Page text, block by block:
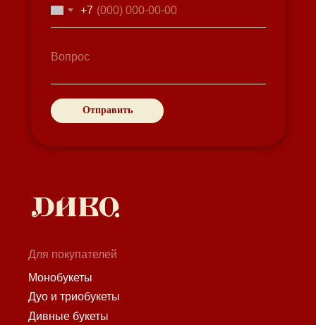
+7
Отправить
Дивные букеты
Дуо и триобукеты
Монобукеты
Для покупателей